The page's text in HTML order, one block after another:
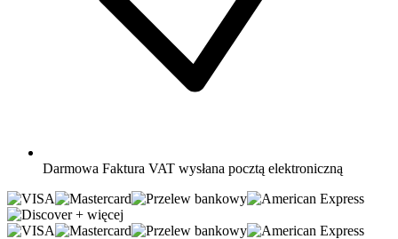
Darmowa Faktura VAT wysłana pocztą elektroniczną
+ więcej